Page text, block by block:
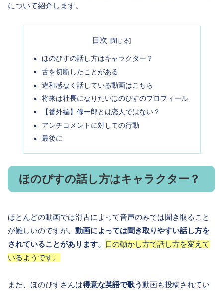
について紹介します。
目次
ほのぴすの話し方はキャラクター？
舌を切断したことがある
違和感なく話している動画はこちら
将来は社長になりたいほのぴすのプロフィール
【番外編】修一郎とは恋人ではない？
アンチコメントに対しての行動
最後に
ほのぴすの話し方はキャラクター？
ほとんどの動画では滑舌によって音声のみでは聞き取ること
が難しいのですが、動画によっては聞き取りやすい話し方を
されていることがあります。 口の動かし方で話し方を変えて
いるようです。
また、ほのぴすさんは得意な英語で歌う動画も投稿されてい